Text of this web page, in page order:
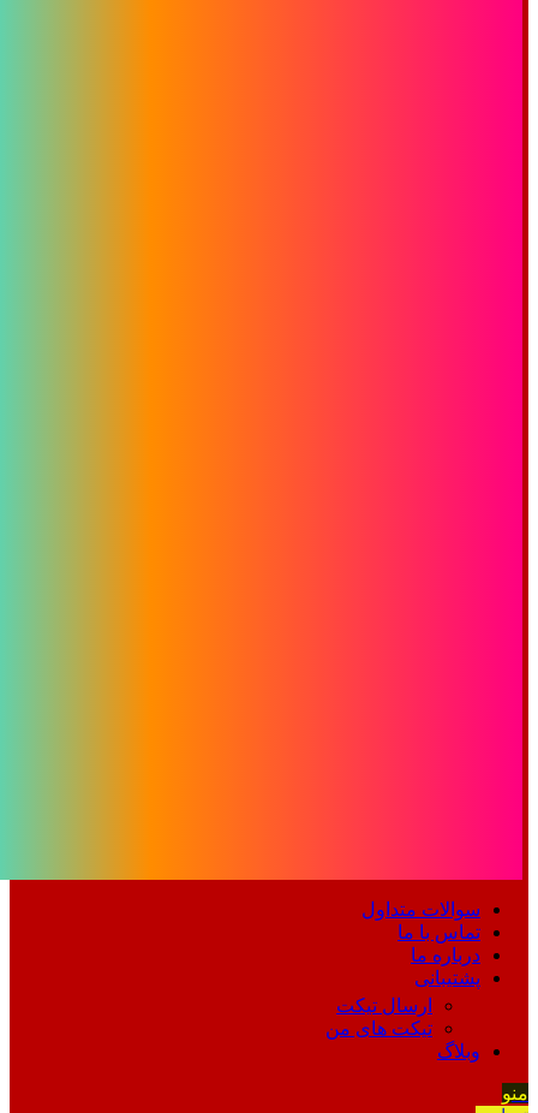
سوالات متداول
تماس با ما
درباره ما
پشتیبانی
ارسال تیکت
تیکت های من
وبلاگ
منو